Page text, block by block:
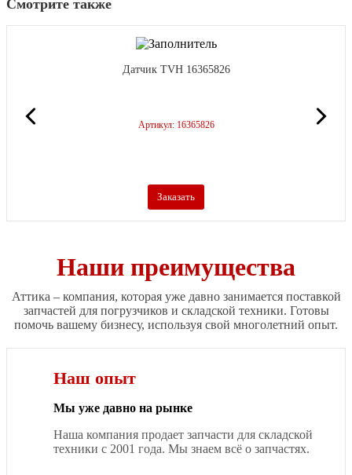
Смотрите также
Датчик TVH 16365826
Артикул: 16365826
Заказать
Наши преимущества
Аттика – компания, которая уже давно занимается поставкой
запчастей для погрузчиков и складской техники. Готовы
помочь вашему бизнесу, используя свой многолетний опыт.
Наш опыт
Мы уже давно на рынке
Наша компания продает запчасти для складской
техники с 2001 года. Мы знаем всё о запчастях.